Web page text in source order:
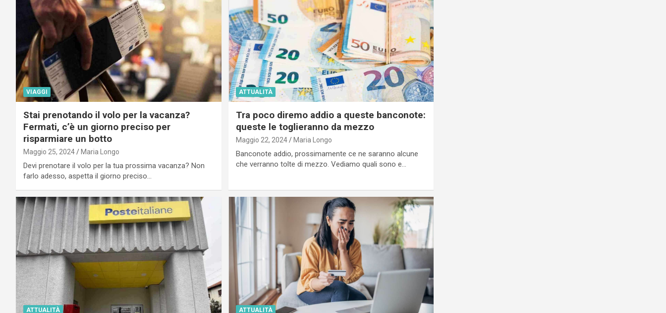
VIAGGI
Stai prenotando il volo per la vacanza?
Fermati, c’è un giorno preciso per
risparmiare un botto
Maggio 25, 2024 Maria Longo
Devi prenotare il volo per la tua prossima vacanza? Non
farlo adesso, aspetta il giorno preciso…
ATTUALITÀ
Tra poco diremo addio a queste banconote:
queste le toglieranno da mezzo
Maggio 22, 2024 Maria Longo
Banconote addio, prossimamente ce ne saranno alcune
che verranno tolte di mezzo. Vediamo quali sono e…
ATTUALITÀ ATTUALITÀ